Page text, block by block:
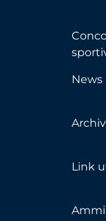
News
Link